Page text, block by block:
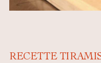
RECETTE